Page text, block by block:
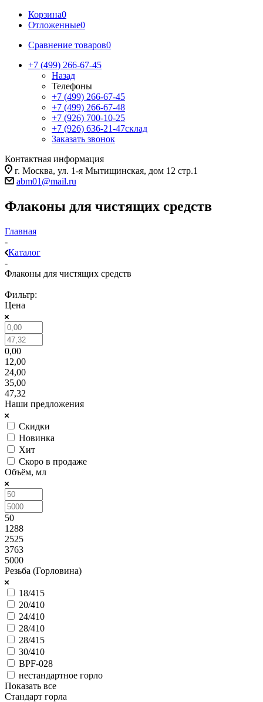
Корзина0
Отложенные0
Сравнение товаров0
+7 (499) 266-67-45
Назад
Телефоны
+7 (499) 266-67-45
+7 (499) 266-67-48
+7 (926) 700-10-25
+7 (926) 636-21-47склад
Заказать звонок
Контактная информация
г. Москва, ул. 1-я Мытищинская, дом 12 стр.1
abm01@mail.ru
Флаконы для чистящих средств
Главная
-
Каталог
-
Флаконы для чистящих средств
Фильтр:
Цена
0,00
12,00
24,00
35,00
47,32
Наши предложения
Скидки
Новинка
Хит
Скоро в продаже
Объём, мл
50
1288
2525
3763
5000
Резьба (Горловина)
18/415
20/410
24/410
28/410
28/415
30/410
BPF-028
нестандартное горло
Показать все
Стандарт горла